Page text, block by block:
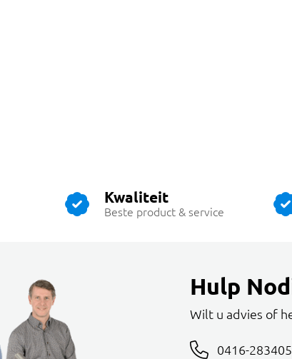
Kwaliteit
Beste product & service
Hulp
Wilt u advies of
0416-283405